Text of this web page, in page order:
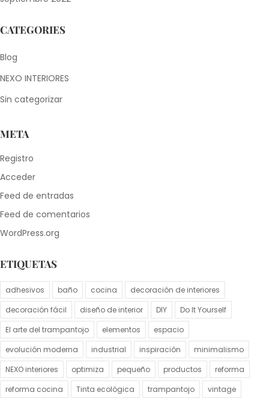
CATEGORIES
Blog
NEXO INTERIORES
Sin categorizar
META
Registro
Acceder
Feed de entradas
Feed de comentarios
WordPress.org
ETIQUETAS
adhesivos baño cocina
decoración de interiores
decoración fácil
diseño de interior DIY
Do It Yourself
El arte del trampantojo
elementos
espacio
evolución moderna
industrial inspiración
minimalismo
NEXO interiores
optimiza pequeño productos
reforma
reforma cocina
Tinta ecológica trampantojo vintage